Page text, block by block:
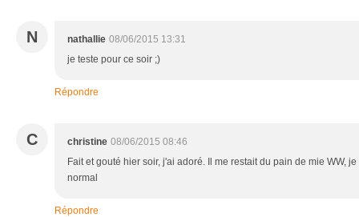
N nathallie 08/06/2015 13:31
je teste pour ce soir ;)
Répondre
C christine 08/06/2015 08:46
Fait et gouté hier soir, j'ai adoré. Il me restait du pain de mie WW,
normal
Répondre